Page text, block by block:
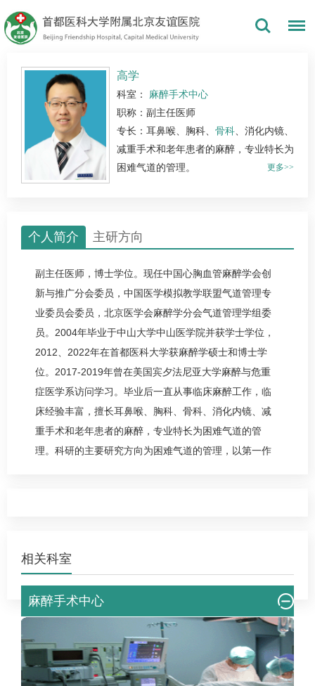
高学
科室： 麻醉手术中心
职称：副主任医师
专长：耳鼻喉、胸科、 骨科 、消化内镜、
减重手术和老年患者的麻醉，专业特长为
困难气道的管理。
更多>>
个人简介 主研方向
副主任医师，博士学位。现任中国心胸血管麻醉学会创
新与推广分会委员，中国医学模拟教学联盟气道管理专
业委员会委员，北京医学会麻醉学分会气道管理学组委
员。2004年毕业于中山大学中山医学院并获学士学位，
2012、2022年在首都医科大学获麻醉学硕士和博士学
位。2017-2019年曾在美国宾夕法尼亚大学麻醉与危重
症医学系访问学习。毕业后一直从事临床麻醉工作，临
床经验丰富，擅长耳鼻喉、胸科、 骨科 、消化内镜、减
重手术和老年患者的麻醉，专业特长为困难气道的管
理。科研的主要研究方向为困难气道的管理，以第一作
相关科室
麻醉手术中心